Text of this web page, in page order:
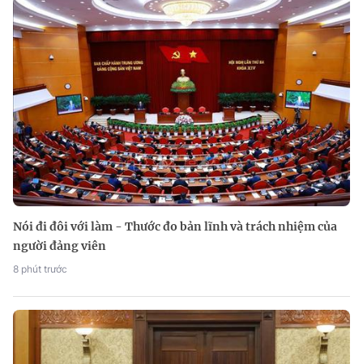
Nói đi đôi với làm - Thước đo bản lĩnh và trách nhiệm của
người đảng viên
8 phút trước